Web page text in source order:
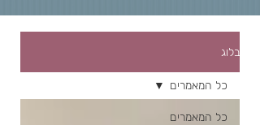
בלוג
כל המאמרים
כל המאמרים